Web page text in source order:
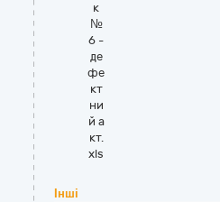
к
№
6 -
де
фе
кт
ни
й а
кт.
xls
Інші